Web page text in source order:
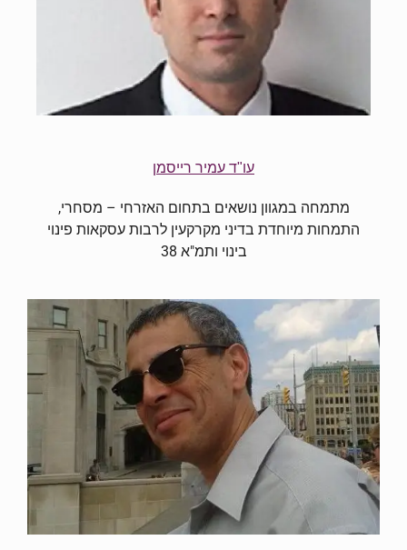
עו"ד עמיר רייסמן
מתמחה במגוון נושאים בתחום האזרחי – מסחרי,
התמחות מיוחדת בדיני מקרקעין לרבות עסקאות פינוי
בינוי ותמ"א 38